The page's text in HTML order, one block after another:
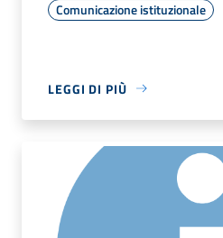
Comunicazione istituzionale
LEGGI DI PIÙ